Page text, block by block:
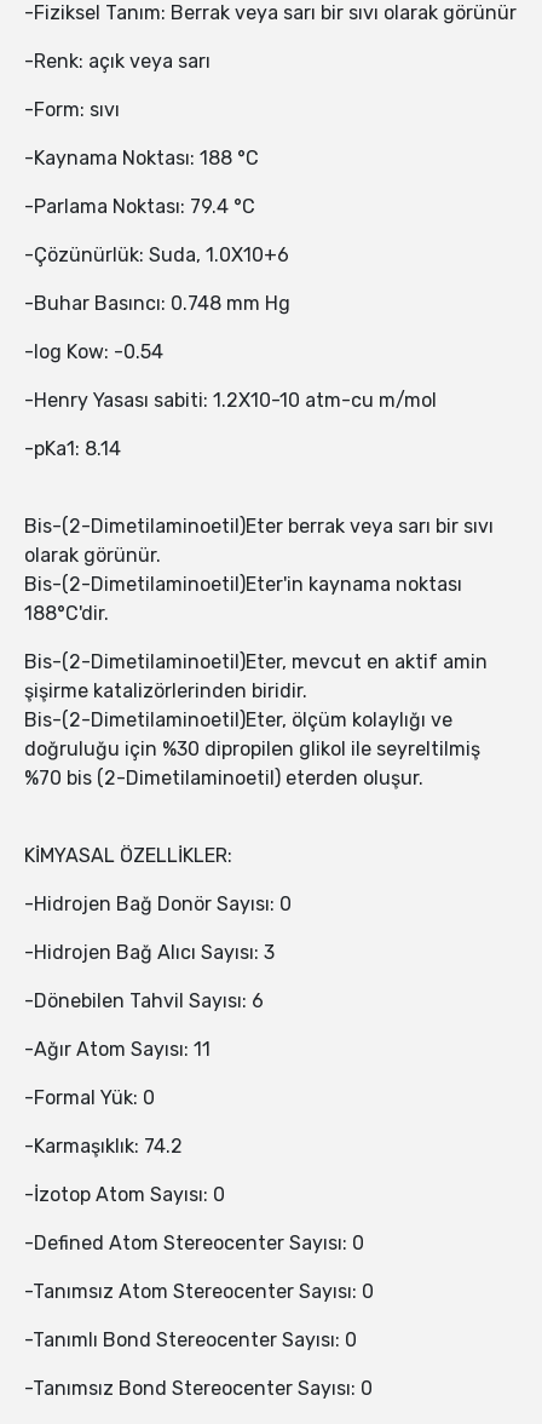
-Fiziksel Tanım: Berrak veya sarı bir sıvı olarak görünür
-Renk: açık veya sarı
-Form: sıvı
-Kaynama Noktası: 188 °C
-Parlama Noktası: 79.4 °C
-Çözünürlük: Suda, 1.0X10+6
-Buhar Basıncı: 0.748 mm Hg
-log Kow: -0.54
-Henry Yasası sabiti: 1.2X10-10 atm-cu m/mol
-pKa1: 8.14
Bis-(2-Dimetilaminoetil)Eter berrak veya sarı bir sıvı
olarak görünür.
Bis-(2-Dimetilaminoetil)Eter'in kaynama noktası
188°C'dir.
Bis-(2-Dimetilaminoetil)Eter, mevcut en aktif amin
şişirme katalizörlerinden biridir.
Bis-(2-Dimetilaminoetil)Eter, ölçüm kolaylığı ve
doğruluğu için %30 dipropilen glikol ile seyreltilmiş
%70 bis (2-Dimetilaminoetil) eterden oluşur.
KİMYASAL ÖZELLİKLER:
-Hidrojen Bağ Donör Sayısı: 0
-Hidrojen Bağ Alıcı Sayısı: 3
-Dönebilen Tahvil Sayısı: 6
-Ağır Atom Sayısı: 11
-Formal Yük: 0
-Karmaşıklık: 74.2
-İzotop Atom Sayısı: 0
-Defined Atom Stereocenter Sayısı: 0
-Tanımsız Atom Stereocenter Sayısı: 0
-Tanımlı Bond Stereocenter Sayısı: 0
-Tanımsız Bond Stereocenter Sayısı: 0